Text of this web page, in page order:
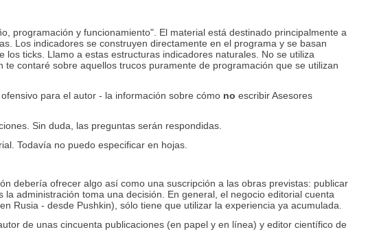
programación y funcionamiento". El material está destinado principalmente a
Los indicadores se construyen directamente en el programa y se basan
ticks. Llamo a estas estructuras indicadores naturales. No se utiliza
contaré sobre aquellos trucos puramente de programación que se utilizan
para el autor - la información sobre cómo no escribir Asesores
Sin duda, las preguntas serán respondidas.
Todavía no puedo especificar en hojas.
debería ofrecer algo así como una suscripción a las obras previstas: publicar
administración toma una decisión. En general, el negocio editorial cuenta
Rusia - desde Pushkin), sólo tiene que utilizar la experiencia ya acumulada.
de unas cincuenta publicaciones (en papel y en línea) y editor científico de